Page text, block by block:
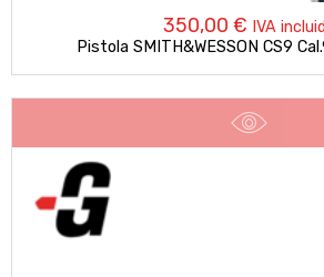
350,00 € IVA
Pistola SMITH&WESSON CS9